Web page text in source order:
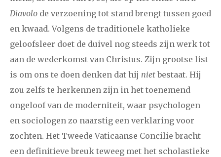
Diavolo de verzoening tot stand brengt tussen goed
en kwaad. Volgens de traditionele katholieke
geloofsleer doet de duivel nog steeds zijn werk tot
aan de wederkomst van Christus. Zijn grootse list
is om ons te doen denken dat hij nietbestaat. Hij
zou zelfs te herkennen zijn in het toenemend
ongeloof van de moderniteit, waar psychologen
en sociologen zo naarstig een verklaring voor
zochten. Het Tweede Vaticaanse Concilie bracht
een definitieve breuk teweeg met het scholastieke